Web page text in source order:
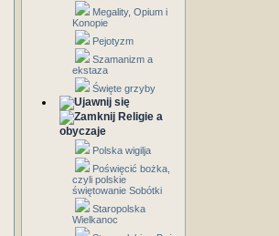
Megality, Opium i
Konopie
Pejotyzm
Szamanizm a
ekstaza
Święte grzyby
Religie a
obyczaje
Polska wigilja
Poświęcić bożka,
czyli polskie
świętowanie Sobótki
Staropolska
Wielkanoc